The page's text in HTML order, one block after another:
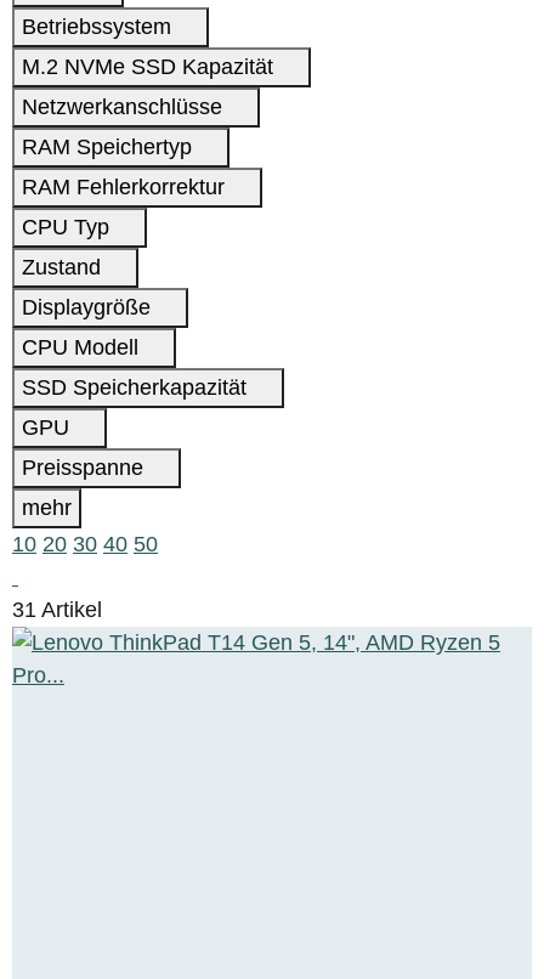
Betriebssystem
M.2 NVMe SSD Kapazität
Netzwerkanschlüsse
RAM Speichertyp
RAM Fehlerkorrektur
CPU Typ
Zustand
Displaygröße
CPU Modell
SSD Speicherkapazität
GPU
Preisspanne
mehr
10 20 30 40 50
31 Artikel